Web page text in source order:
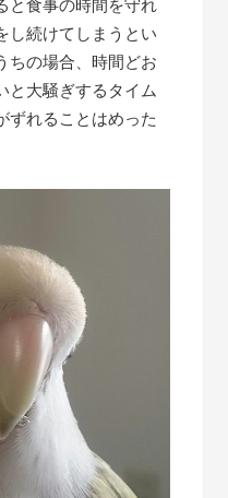
と食事の時間を守れ
し続けてしまうとい
ちの場合、時間どお
と大騒ぎするタイム
ずれることはめった